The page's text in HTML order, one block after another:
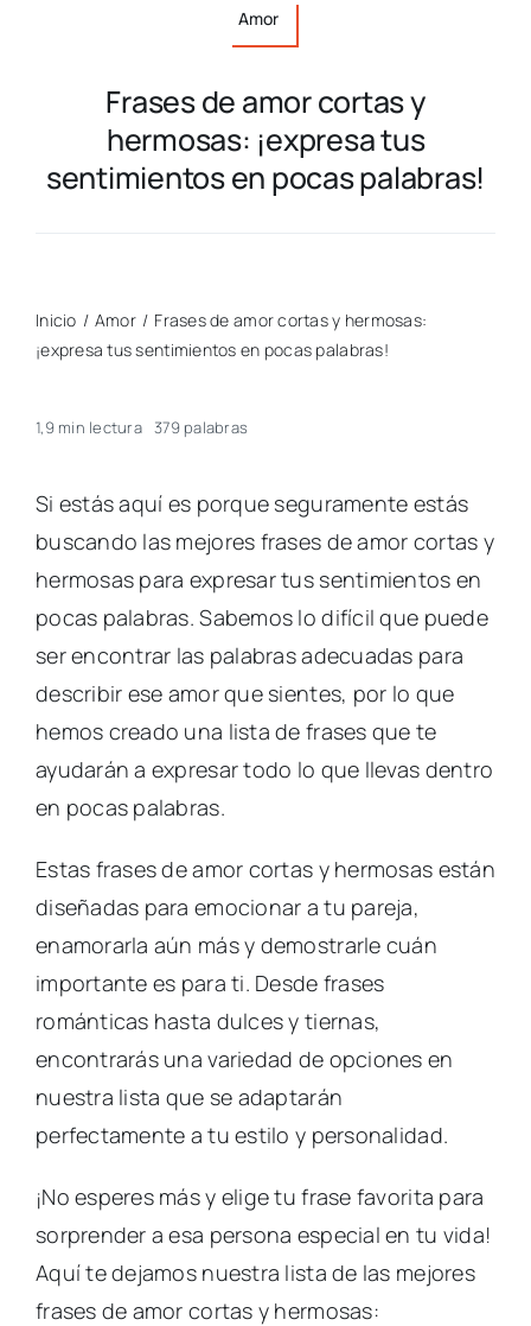
Amor
Frases de amor cortas y
hermosas: ¡expresa tus
sentimientos en pocas palabras!
Inicio / Amor / Frases de amor cortas y hermosas:
¡expresa tus sentimientos en pocas palabras!
1,9 min lectura 379 palabras
Si estás aquí es porque seguramente estás
buscando las mejores frases de amor cortas y
hermosas para expresar tus sentimientos en
pocas palabras. Sabemos lo difícil que puede
ser encontrar las palabras adecuadas para
describir ese amor que sientes, por lo que
hemos creado una lista de frases que te
ayudarán a expresar todo lo que llevas dentro
en pocas palabras.
Estas frases de amor cortas y hermosas están
diseñadas para emocionar a tu pareja,
enamorarla aún más y demostrarle cuán
importante es para ti. Desde frases
románticas hasta dulces y tiernas,
encontrarás una variedad de opciones en
nuestra lista que se adaptarán
perfectamente a tu estilo y personalidad.
¡No esperes más y elige tu frase favorita para
sorprender a esa persona especial en tu vida!
Aquí te dejamos nuestra lista de las mejores
frases de amor cortas y hermosas: